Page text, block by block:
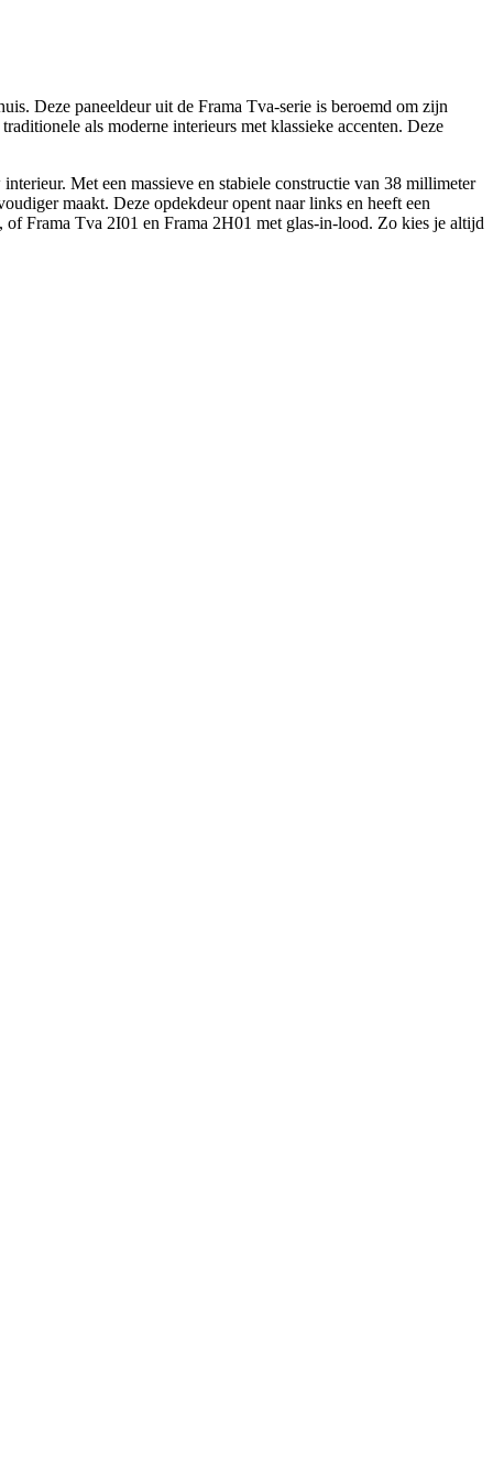
Deze paneeldeur uit de Frama Tva-serie is beroemd om zijn
als moderne interieurs met klassieke accenten. Deze
Met een massieve en stabiele constructie van 38 millimeter
maakt. Deze opdekdeur opent naar links en heeft een
Frama Tva 2I01 en Frama 2H01 met glas-in-lood. Zo kies je altijd